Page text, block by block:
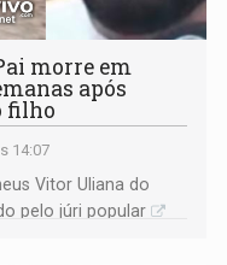
morre em
após
filho
14:07
Vitor Uliana do
pelo júri popular